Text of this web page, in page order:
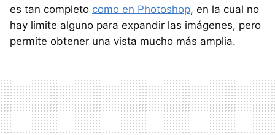
es tan completo como en Photoshop, en la cual no
hay limite alguno para expandir las imágenes, pero
permite obtener una vista mucho más amplia.